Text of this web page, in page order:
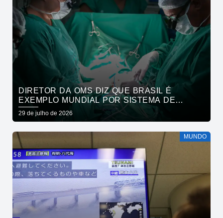
DIRETOR DA OMS DIZ QUE BRASIL É
EXEMPLO MUNDIAL POR SISTEMA DE
SAÚDE
29 de julho de 2026
MUNDO